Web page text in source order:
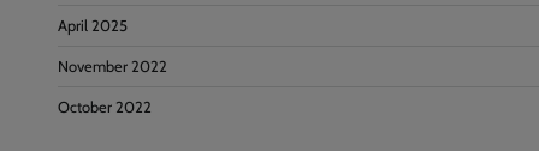
April 2025
November 2022
October 2022